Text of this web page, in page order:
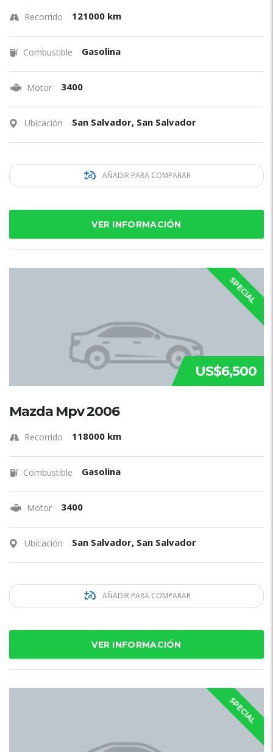
Recorrido 121000 km
Combustible Gasolina
Motor 3400
Ubicación San Salvador, San Salvador
AÑADIR PARA COMPARAR
VER INFORMACIÓN
SPECIAL
US$6,500
Mazda Mpv 2006
Recorrido 118000 km
Combustible Gasolina
Motor 3400
Ubicación San Salvador, San Salvador
AÑADIR PARA COMPARAR
VER INFORMACIÓN
SPECIAL